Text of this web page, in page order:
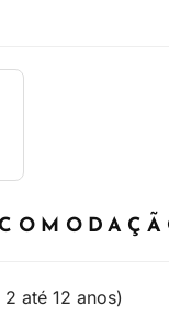
até 12 anos)